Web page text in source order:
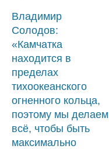
Владимир
Солодов:
«Камчатка
находится в
пределах
тихоокеанского
огненного кольца,
поэтому мы делаем
всё, чтобы быть
максимально